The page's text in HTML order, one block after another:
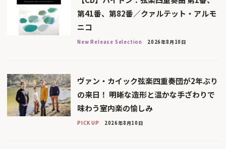
第41番、第82番／クァルテット・アルモ
ニコ
New Release Selection 2026年8月10日
ヴァン・カイック弦楽四重奏団が2年ぶり
の来日！ 明晰な造形と温かな手ざわりで
味わう室内楽の愉しみ
PICK UP 2026年8月10日